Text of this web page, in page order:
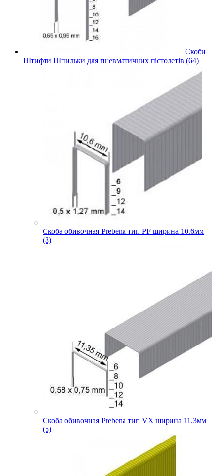
Скоби
Штифти Шпильки для пневматичних пістолетів (64)
Скоба обивочная Prebena тип PF ширина 10.6мм
(8)
Скоба обивочная Prebena тип VX ширина 11.3мм
(5)